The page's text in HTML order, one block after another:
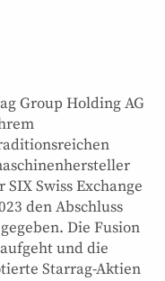
Group Holding AG
Swiss Exchange
den Abschluss
Die Fusion
und die
Starrag-Aktien